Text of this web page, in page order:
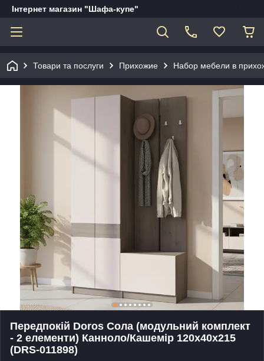
Інтернет магазин "Шафа-купе"
Товари та послуги Прихожие Набор мебели в
Передпокій Doros Сола (модульний комплект
- 2 елементи) Канноло/Кашемір 120х40х215
(DRS-011898)